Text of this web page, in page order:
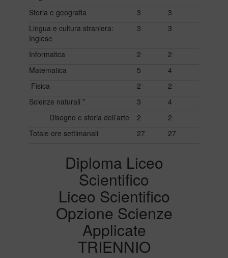
Storia e geografia
3
3
Lingua e cultura straniera:
Inglese
3 3
Informatica 2
2
Matematica
5
4
Fisica
2
2
Scienze naturali *
3
4
Disegno e storia dell’arte
2
2
Totale ore settimanali
27 27
Diploma Liceo
Scientifico
Liceo Scientifico
Opzione Scienze
Applicate
TRIENNIO